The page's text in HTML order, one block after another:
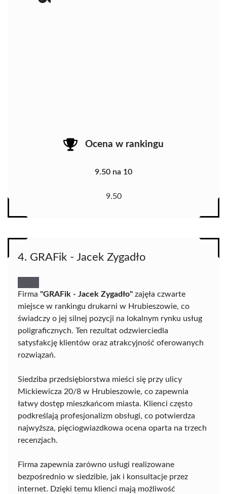
Ocena w rankingu
9.50 na 10
9.50
4. GRAFik - Jacek Zygadło
Firma "GRAFik - Jacek Zygadło" zajęła czwarte
miejsce w rankingu drukarni w Hrubieszowie, co
świadczy o jej silnej pozycji na lokalnym rynku usług
poligraficznych. Ten rezultat odzwierciedla
satysfakcję klientów oraz atrakcyjność oferowanych
rozwiązań.
Siedziba przedsiębiorstwa mieści się przy ulicy
Mickiewicza 20/8 w Hrubieszowie, co zapewnia
łatwy dostęp mieszkańcom miasta. Klienci często
podkreślają profesjonalizm obsługi, co potwierdza
najwyższa, pięciogwiazdkowa ocena oparta na trzech
recenzjach.
Firma zapewnia zarówno usługi realizowane
bezpośrednio w siedzibie, jak i konsultacje przez
internet. Dzięki temu klienci mają możliwość